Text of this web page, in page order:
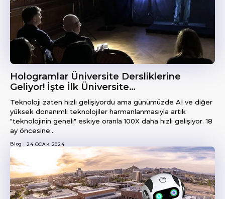
Hologramlar Üniversite Dersliklerine
Geliyor! İşte İlk Üniversite…
Teknoloji zaten hızlı gelişiyordu ama günümüzde AI ve diğer
yüksek donanımlı teknolojiler harmanlanmasıyla artık
"teknolojinin geneli" eskiye oranla 100X daha hızlı gelişiyor. 18
ay öncesine...
Blog 24 OCAK 2024